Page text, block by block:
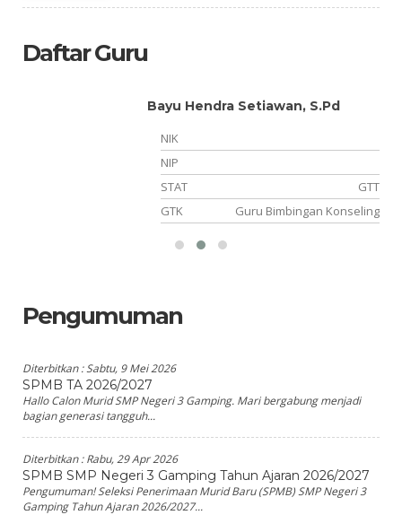
Daftar Guru
Bayu Hendra Setiawan, S.Pd
NIK
NIP
STAT
GTT
GTK
Guru Bimbingan Konseling
Pengumuman
Diterbitkan :Sabtu, 9 Mei 2026
SPMB TA 2026/2027
Hallo Calon Murid SMP Negeri 3 Gamping. Mari bergabung menjadi
bagian generasi tangguh...
Diterbitkan :Rabu, 29 Apr 2026
SPMB SMP Negeri 3 Gamping Tahun Ajaran 2026/2027
Pengumuman! Seleksi Penerimaan Murid Baru (SPMB) SMP Negeri 3
Gamping Tahun Ajaran 2026/2027...